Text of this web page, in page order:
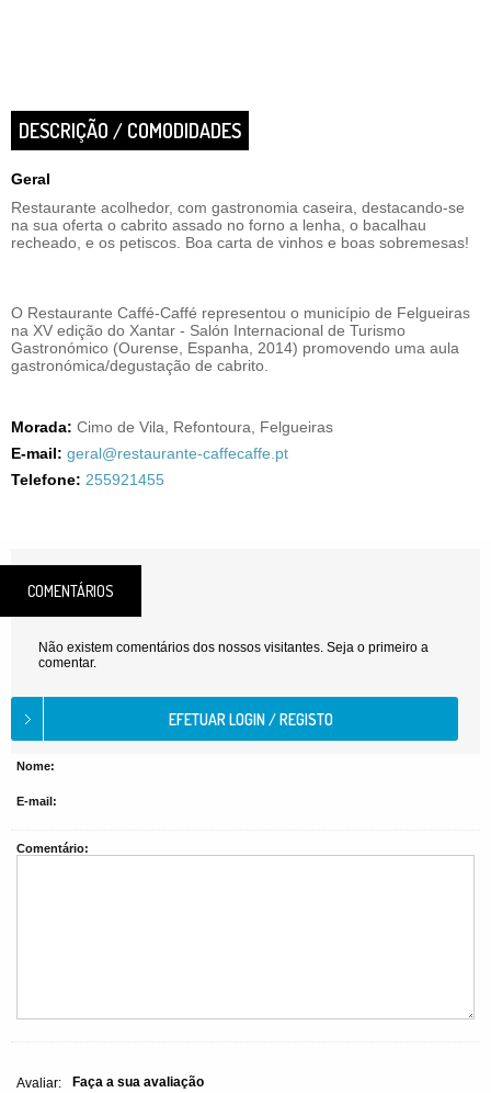
DESCRIÇÃO / COMODIDADES
Geral
Restaurante acolhedor, com gastronomia caseira, destacando-se
na sua oferta o cabrito assado no forno a lenha, o bacalhau
recheado, e os petiscos. Boa carta de vinhos e boas sobremesas!
O Restaurante Caffé-Caffé representou o município de Felgueiras
na XV edição do Xantar - Salón Internacional de Turismo
Gastronómico (Ourense, Espanha, 2014) promovendo uma aula
gastronómica/degustação de cabrito.
Morada: Cimo de Vila, Refontoura, Felgueiras
E-mail: geral@restaurante-caffecaffe.pt
Telefone: 255921455
COMENTÁRIOS
Não existem comentários dos nossos visitantes. Seja o primeiro a
comentar.
Nome:
E-mail:
Comentário:
Avaliar: Faça a sua avaliação